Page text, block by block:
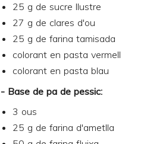
25 g de sucre llustre
27 g de clares d'ou
25 g de farina tamisada
colorant en pasta vermell
colorant en pasta blau
- Base de pa de pessic:
3 ous
25 g de farina d'ametlla